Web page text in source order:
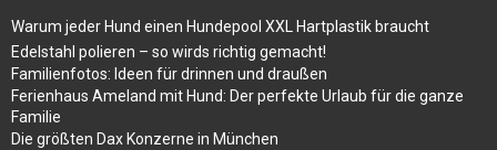
Warum jeder Hund einen Hundepool XXL Hartplastik braucht
Edelstahl polieren – so wirds richtig gemacht!
Familienfotos: Ideen für drinnen und draußen
Ferienhaus Ameland mit Hund: Der perfekte Urlaub für die ganze
Familie
Die größten Dax Konzerne in München